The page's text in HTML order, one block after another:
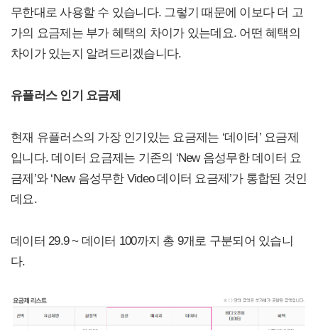
무한대로 사용할 수 있습니다. 그렇기 때문에 이보다 더 고
가의 요금제는 부가 혜택의 차이가 있는데요. 어떤 혜택의
차이가 있는지 알려드리겠습니다.
유플러스 인기 요금제
현재 유플러스의 가장 인기있는 요금제는 ‘데이터’ 요금제
입니다. 데이터 요금제는 기존의 ‘New 음성무한 데이터 요
금제’와 ‘New 음성무한 Video 데이터 요금제’가 통합된 것인
데요.
데이터 29.9 ~ 데이터 100까지 총 9개로 구분되어 있습니
다.